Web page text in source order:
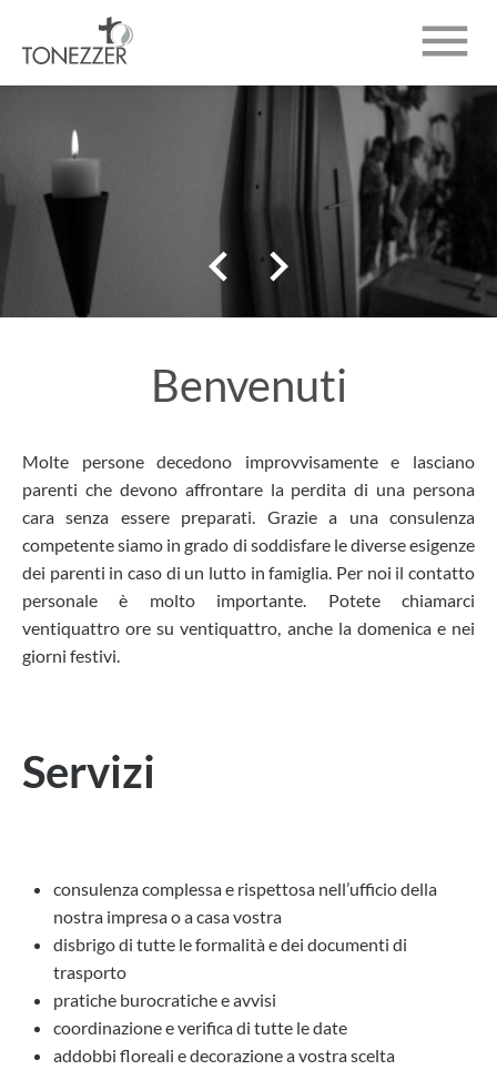
CHI SIAMO
INUMAZIONI
NECROLOGI
CONTATTO

 
Benvenuti
Molte persone decedono improvvisamente e lasciano
parenti che devono affrontare la perdita di una persona
cara senza essere preparati. Grazie a una consulenza
competente siamo in grado di soddisfare le diverse esigenze
dei parenti in caso di un lutto in famiglia. Per noi il contatto
personale è molto importante. Potete chiamarci
ventiquattro ore su ventiquattro, anche la domenica e nei
giorni festivi.
Servizi
consulenza complessa e rispettosa nell’ufficio della
nostra impresa o a casa vostra
disbrigo di tutte le formalità e dei documenti di
trasporto
pratiche burocratiche e avvisi
coordinazione e verifica di tutte le date
addobbi floreali e decorazione a vostra scelta